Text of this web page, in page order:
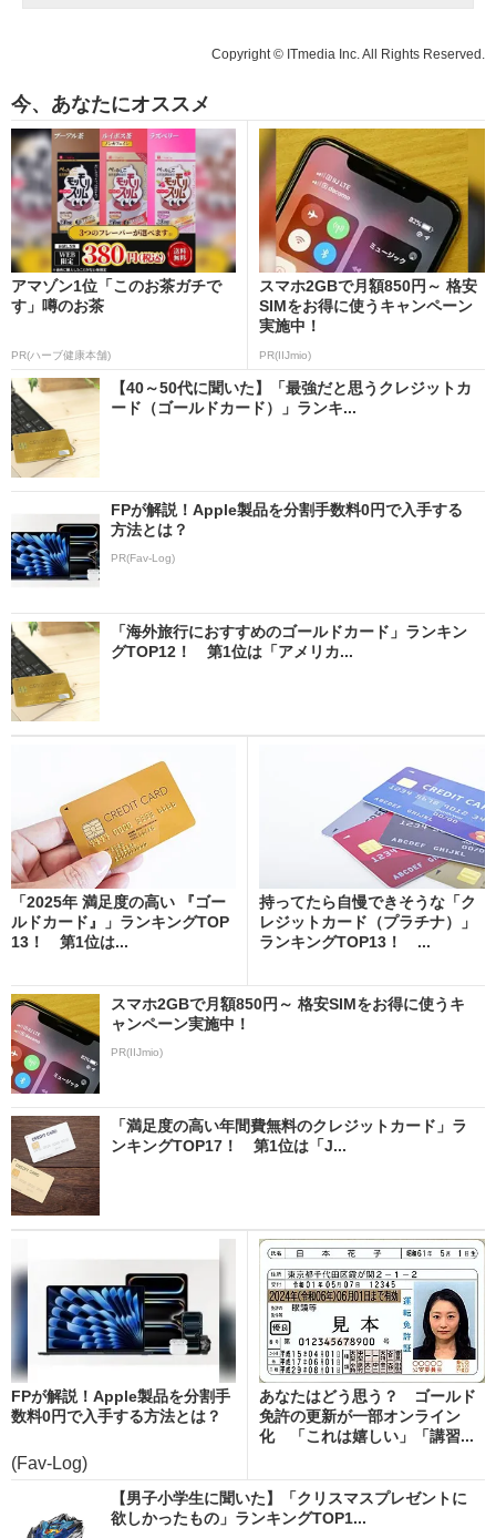
Copyright © ITmedia Inc. All Rights Reserved.
今、あなたにオススメ
アマゾン1位「このお茶ガチで
す」噂のお茶
PR(ハーブ健康本舗)
スマホ2GBで月額850円～ 格安
SIMをお得に使うキャンペーン
実施中！
PR(IIJmio)
【40～50代に聞いた】「最強だと思うクレジットカ
ード（ゴールドカード）」ランキ...
FPが解説！Apple製品を分割手数料0円で入手する
方法とは？
PR(Fav-Log)
「海外旅行におすすめのゴールドカード」ランキン
グTOP12！ 第1位は「アメリカ...
「2025年 満足度の高い 『ゴー
ルドカード』」ランキングTOP
13！ 第1位は...
持ってたら自慢できそうな「ク
レジットカード（プラチナ）」
ランキングTOP13！ ...
スマホ2GBで月額850円～ 格安SIMをお得に使うキ
ャンペーン実施中！
PR(IIJmio)
「満足度の高い年間費無料のクレジットカード」ラ
ンキングTOP17！ 第1位は「J...
FPが解説！Apple製品を分割手
数料0円で入手する方法とは？
(Fav-Log)
あなたはどう思う？ ゴールド
免許の更新が一部オンライン
化 「これは嬉しい」「講習...
【男子小学生に聞いた】「クリスマスプレゼントに
欲しかったもの」ランキングTOP1...